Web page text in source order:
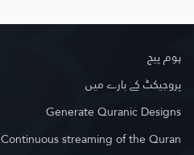
ہوم پیج
پروجیکٹ کے بارے میں
Generate Quranic Designs
Continuous streaming of the Quran